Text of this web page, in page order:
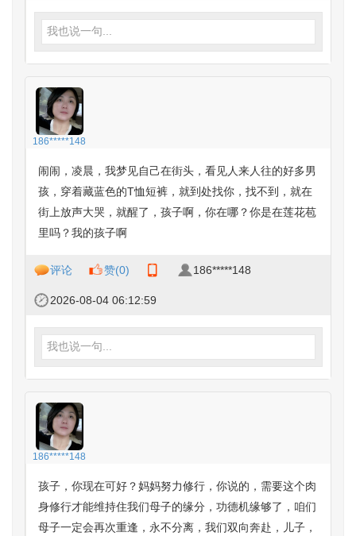
我也说一句...
186*****148
闹闹，凌晨，我梦见自己在街头，看见人来人往的好多男
孩，穿着藏蓝色的T恤短裤，就到处找你，找不到，就在
街上放声大哭，就醒了，孩子啊，你在哪？你是在莲花苞
里吗？我的孩子啊
评论 赞(0) 186*****148
2026-08-04 06:12:59
我也说一句...
186*****148
孩子，你现在可好？妈妈努力修行，你说的，需要这个肉
身修行才能维持住我们母子的缘分，功德机缘够了，咱们
母子一定会再次重逢，永不分离，我们双向奔赴，儿子，